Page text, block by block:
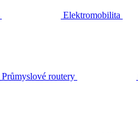
Elektromobilita
Průmyslové routery